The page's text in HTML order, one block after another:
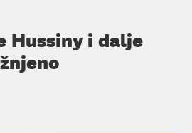
Hussiny i dalje